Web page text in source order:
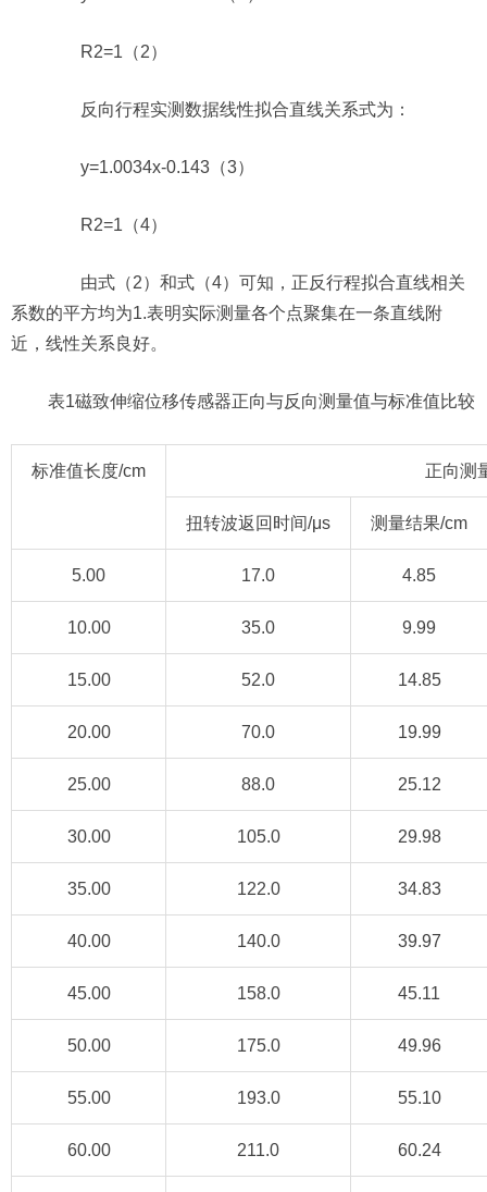
R2=1（2）
反向行程实测数据线性拟合直线关系式为：
y=1.0034x-0.143（3）
R2=1（4）
由式（2）和式（4）可知，正反行程拟合直线相关
系数的平方均为1.表明实际测量各个点聚集在一条直线附
近，线性关系良好。
表1磁致伸缩位移传感器正向与反向测量值与标准值比较
标准值长度/cm 正向测
扭转波返回时间/μs 测量结果/cm
5.00 17.0 4.85
10.00 35.0 9.99
15.00 52.0 14.85
20.00 70.0 19.99
25.00 88.0 25.12
30.00 105.0 29.98
35.00 122.0 34.83
40.00 140.0 39.97
45.00 158.0 45.11
50.00 175.0 49.96
55.00 193.0 55.10
60.00 211.0 60.24